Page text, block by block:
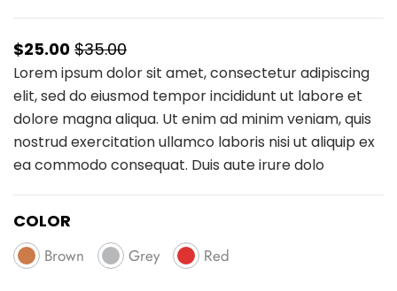
$25.00 $35.00
Lorem ipsum dolor sit amet, consectetur adipiscing
elit, sed do eiusmod tempor incididunt ut labore et
dolore magna aliqua. Ut enim ad minim veniam, quis
nostrud exercitation ullamco laboris nisi ut aliquip ex
ea commodo consequat. Duis aute irure dolo
COLOR
Brown Grey Red